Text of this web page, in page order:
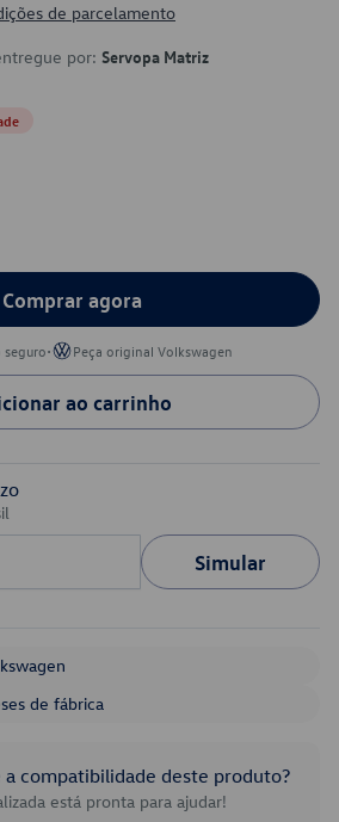
de parcelamento
por: Servopa Matriz
Comprar agora
seguro• Peça original Volkswagen
ao carrinho
Simular
de fábrica
a compatibilidade deste produto?
está pronta para ajudar!